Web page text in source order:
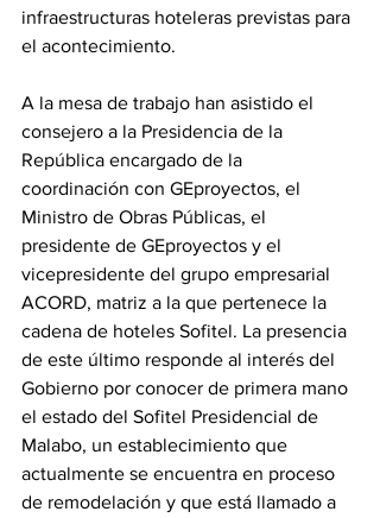
infraestructuras hoteleras previstas para
el acontecimiento.
A la mesa de trabajo han asistido el
consejero a la Presidencia de la
República encargado de la
coordinación con GEproyectos, el
Ministro de Obras Públicas, el
presidente de GEproyectos y el
vicepresidente del grupo empresarial
ACORD, matriz a la que pertenece la
cadena de hoteles Sofitel. La presencia
de este último responde al interés del
Gobierno por conocer de primera mano
el estado del Sofitel Presidencial de
Malabo, un establecimiento que
actualmente se encuentra en proceso
de remodelación y que está llamado a